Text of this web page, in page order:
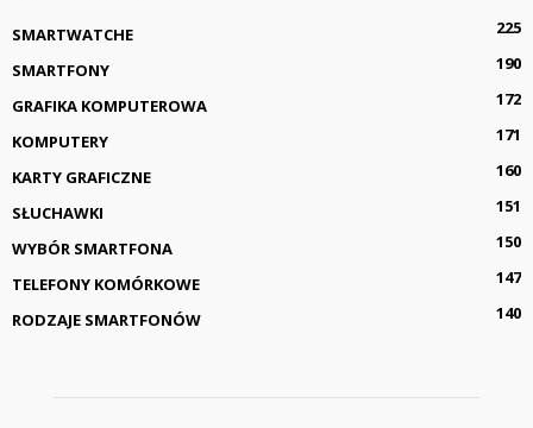
SMARTWATCHE
225
SMARTFONY
190
GRAFIKA KOMPUTEROWA
172
KOMPUTERY
171
KARTY GRAFICZNE
160
SŁUCHAWKI
151
WYBÓR SMARTFONA
150
TELEFONY KOMÓRKOWE
147
RODZAJE SMARTFONÓW
140